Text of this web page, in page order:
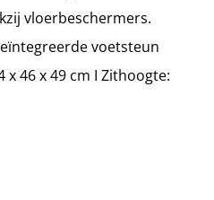
vloerbeschermers.
voetsteun
x 46 x 49 cm I Zithoogte: